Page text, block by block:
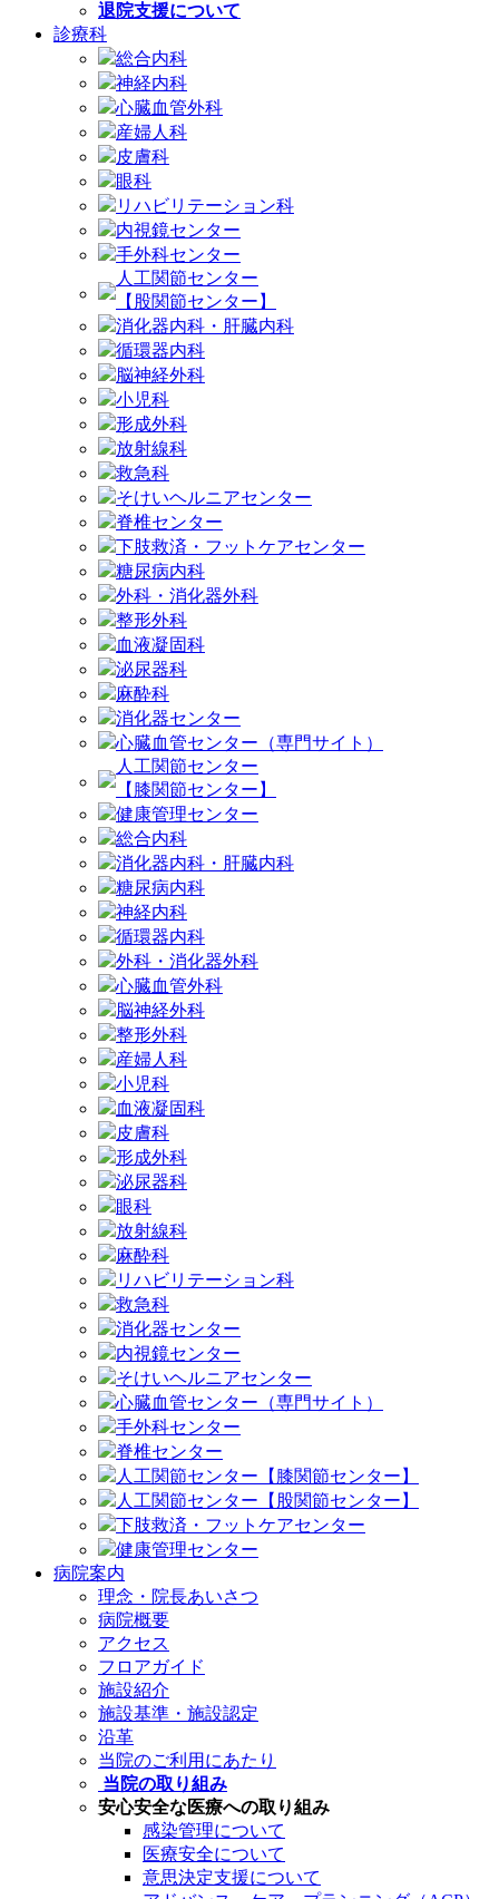
退院支援について
診療科
総合内科
神経内科
心臓血管外科
産婦人科
皮膚科
眼科
リハビリテーション科
内視鏡センター
手外科センター
人工関節センター
【股関節センター】
消化器内科・肝臓内科
循環器内科
脳神経外科
小児科
形成外科
放射線科
救急科
そけいヘルニアセンター
脊椎センター
下肢救済・フットケアセンター
糖尿病内科
外科・消化器外科
整形外科
血液凝固科
泌尿器科
麻酔科
消化器センター
心臓血管センター（専門サイト）
人工関節センター
【膝関節センター】
健康管理センター
総合内科
消化器内科・肝臓内科
糖尿病内科
神経内科
循環器内科
外科・消化器外科
心臓血管外科
脳神経外科
整形外科
産婦人科
小児科
血液凝固科
皮膚科
形成外科
泌尿器科
眼科
放射線科
麻酔科
リハビリテーション科
救急科
消化器センター
内視鏡センター
そけいヘルニアセンター
心臓血管センター（専門サイト）
手外科センター
脊椎センター
人工関節センター【膝関節センター】
人工関節センター【股関節センター】
下肢救済・フットケアセンター
健康管理センター
病院案内
理念・院長あいさつ
病院概要
アクセス
フロアガイド
施設紹介
施設基準・施設認定
沿革
当院のご利用にあたり
当院の取り組み
安心安全な医療への取り組み
感染管理について
医療安全について
意思決定支援について